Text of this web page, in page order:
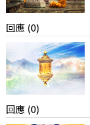
回應 (0)
回應 (0)